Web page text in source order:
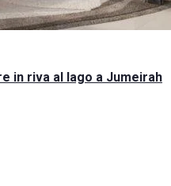
in riva al lago a Jumeirah